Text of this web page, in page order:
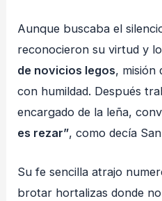
Aunque buscaba el
reconocieron su virtud y
de novicios legos, misión
con humildad. Después
encargado de la leña,
es rezar”, como decía
Su fe sencilla atrajo
brotar hortalizas donde